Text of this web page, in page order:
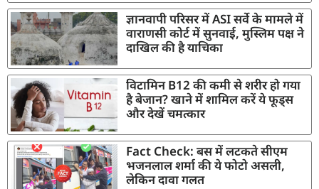
ज्ञानवापी परिसर में ASI सर्वे के मामले में
वाराणसी कोर्ट में सुनवाई, मुस्लिम पक्ष ने
दाखिल की है याचिका
विटामिन B12 की कमी से शरीर हो गया
है बेजान? खाने में शामिल करें ये फूड्स
और देखें चमत्कार
Fact Check: बस में लटकते सीएम
भजनलाल शर्मा की ये फोटो असली,
लेकिन दावा गलत